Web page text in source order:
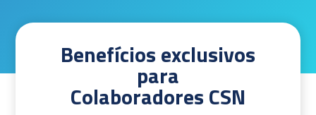
Benefícios exclusivos
para
Colaboradores CSN